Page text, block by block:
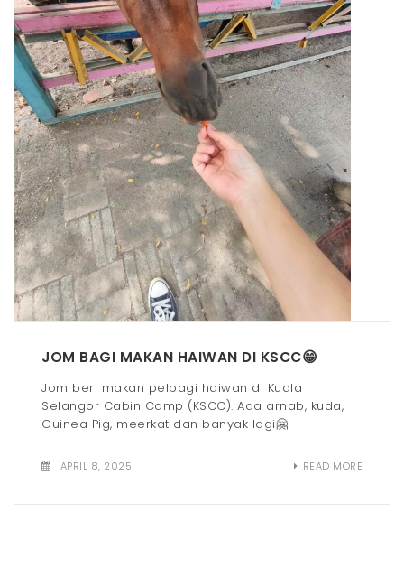
t
i
o
n
JOM BAGI MAKAN HAIWAN DI KSCC😁
Jom beri makan pelbagi haiwan di Kuala
Selangor Cabin Camp (KSCC). Ada arnab, kuda,
Guinea Pig, meerkat dan banyak lagi🤗
APRIL 8, 2025 READ MORE